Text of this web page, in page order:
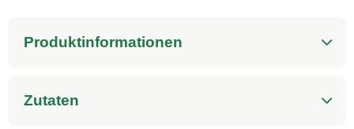
Produktinformationen
Zutaten